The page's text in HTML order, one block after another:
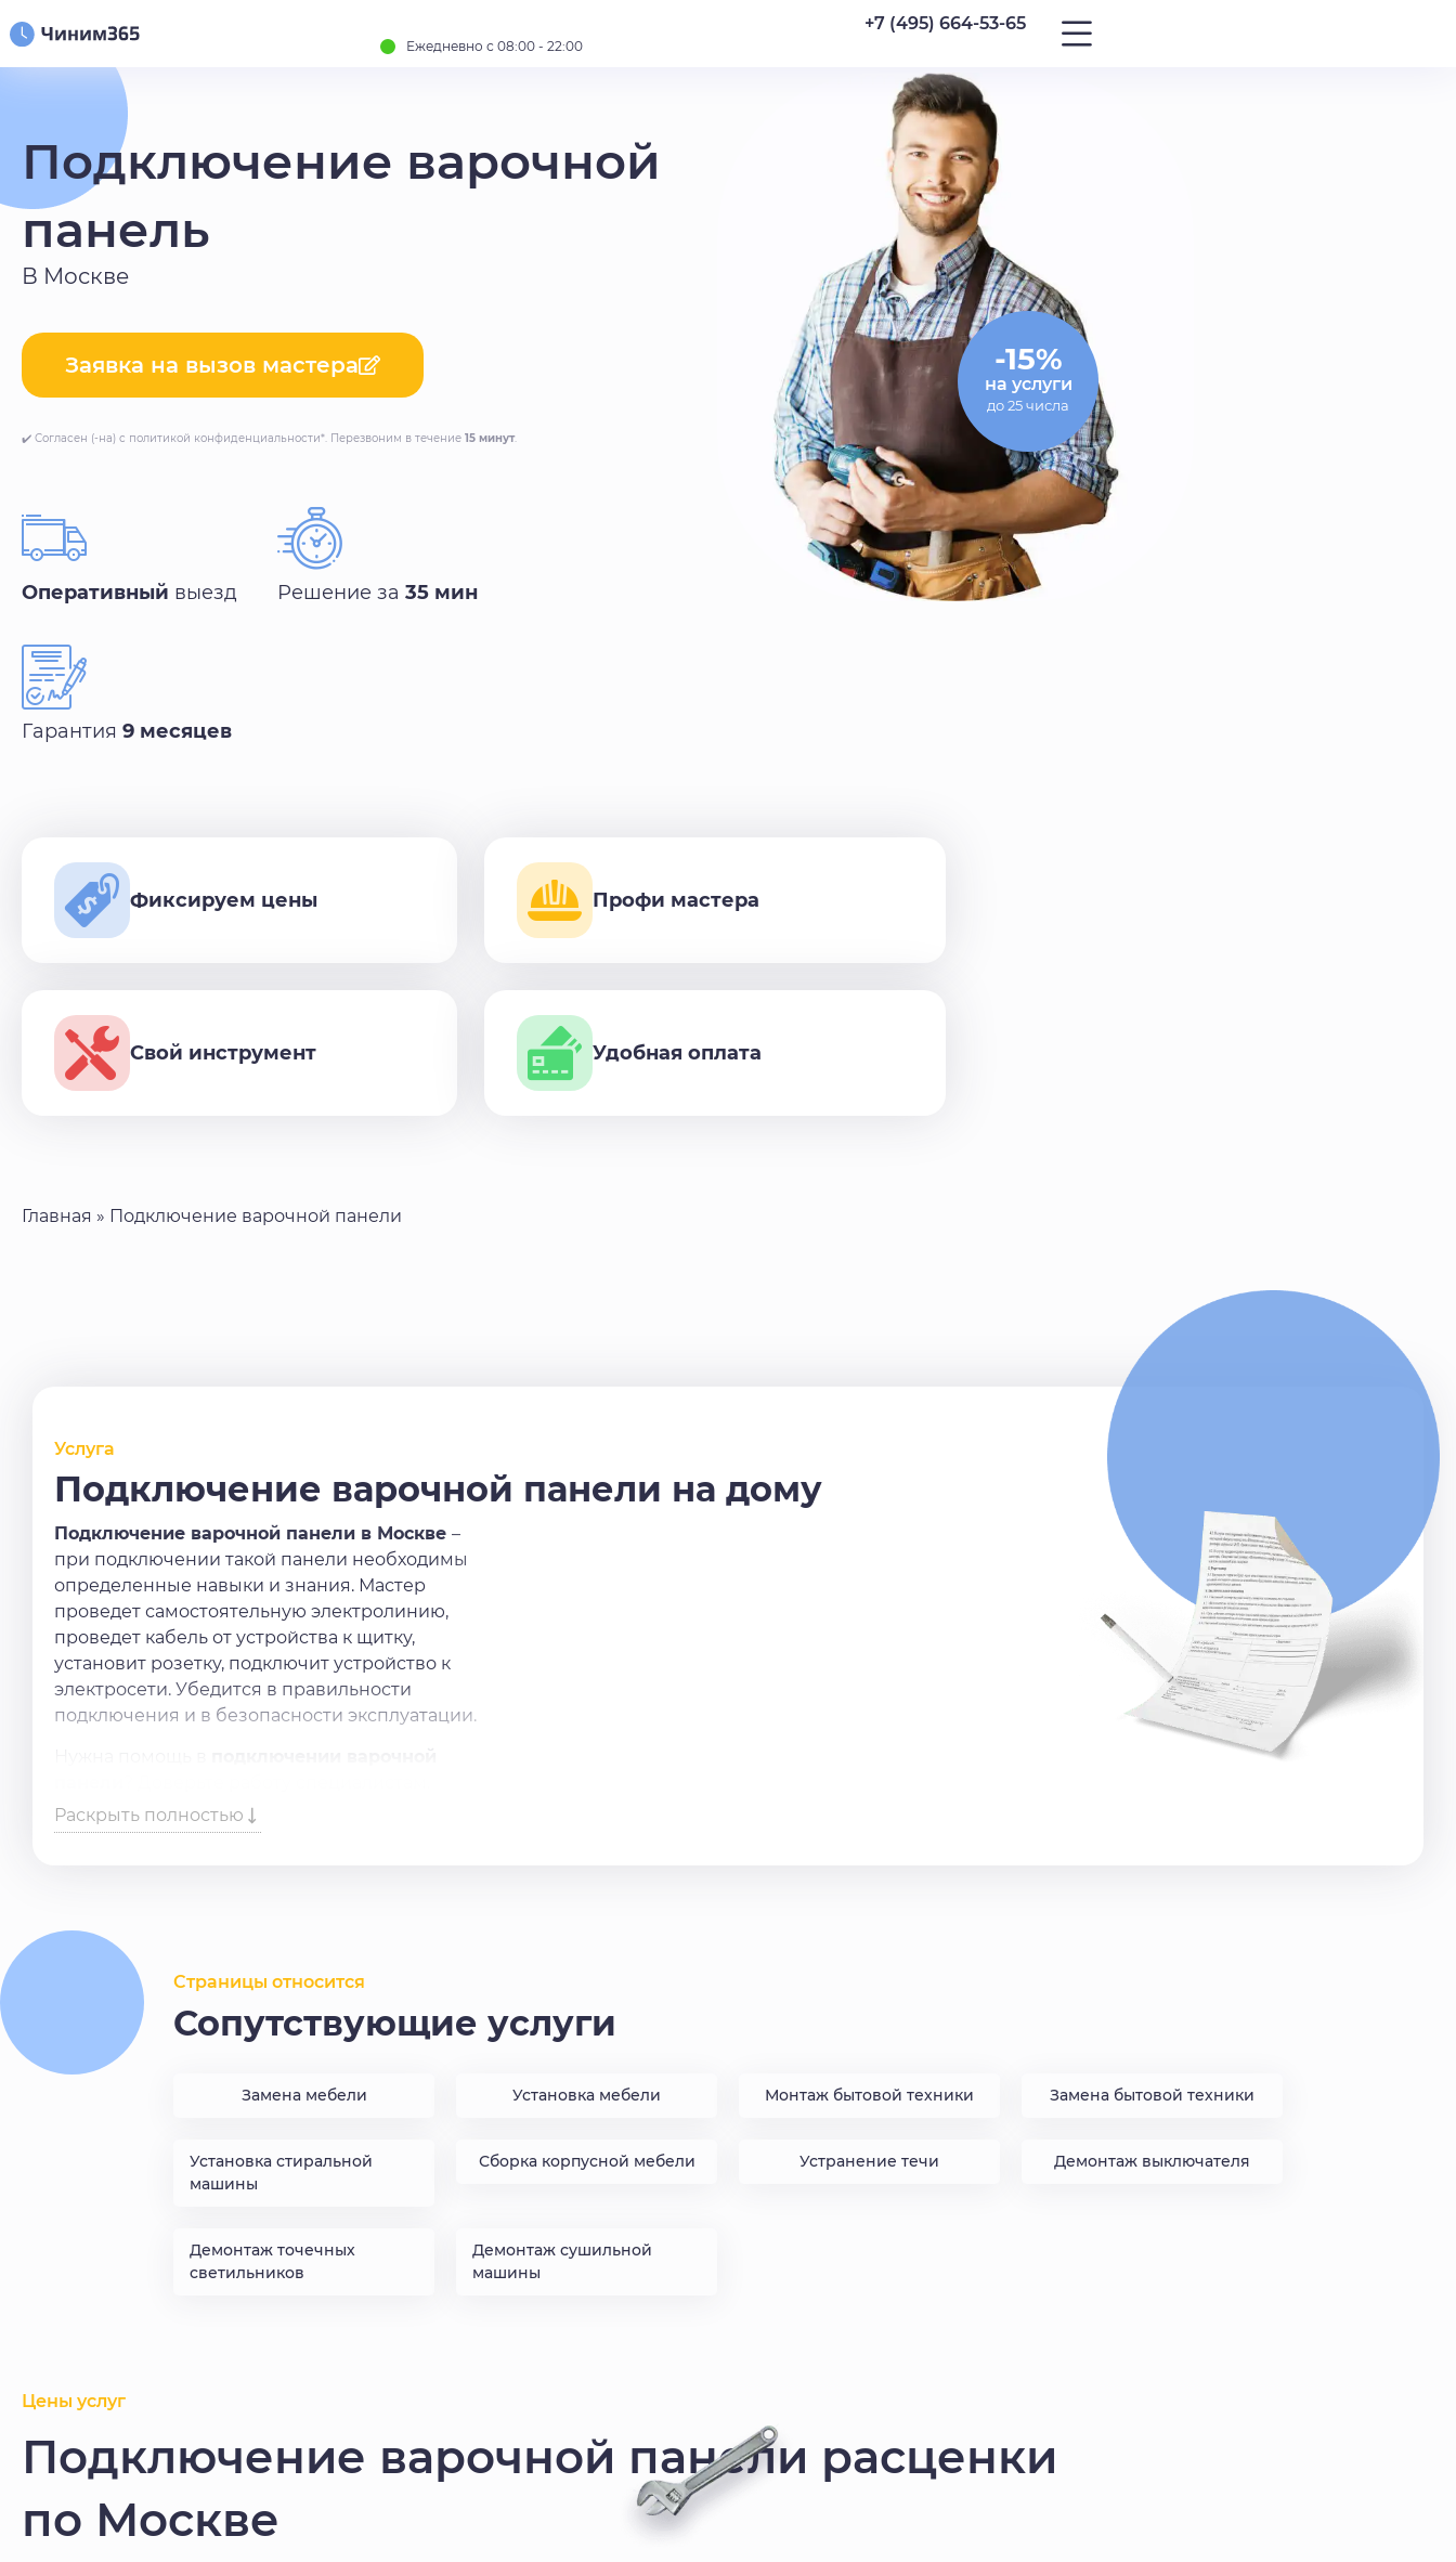
+7 (495) 664-53-65
Ежедневно с 08:00 - 22:00
Подключение варочной
панель
В Москве
Заявка на вызов мастера
✔️ Согласен (-на) с политикой конфиденциальности*. Перезвоним в течение 15 минут.
-15%
на услуги
до 25 числа
Оперативный выезд Решение за 35 мин
Гарантия 9 месяцев
Фиксируем цены Профи мастера
Свой инструмент Удобная оплата
Главная » Подключение варочной панели
Услуга
Подключение варочной панели на дому
Подключение варочной панели в Москве –
при подключении такой панели необходимы
определенные навыки и знания. Мастер
проведет самостоятельную электролинию,
проведет кабель от устройства к щитку,
установит розетку, подключит устройство к
электросети. Убедится в правильности
подключения и в безопасности эксплуатации.
Просто оставьте заявку на сайте или
позвоните по номеру, и наши мастера
Раскрыть полностью
Страницы относится
Сопутствующие услуги
Замена мебели Установка мебели Монтаж бытовой техники Замена бытовой техники
Установка стиральной
машины
Сборка корпусной мебели Устранение течи Демонтаж выключателя
Демонтаж точечных
светильников
Демонтаж сушильной
машины
Цены услуг
Подключение варочной панели расценки
по Москве